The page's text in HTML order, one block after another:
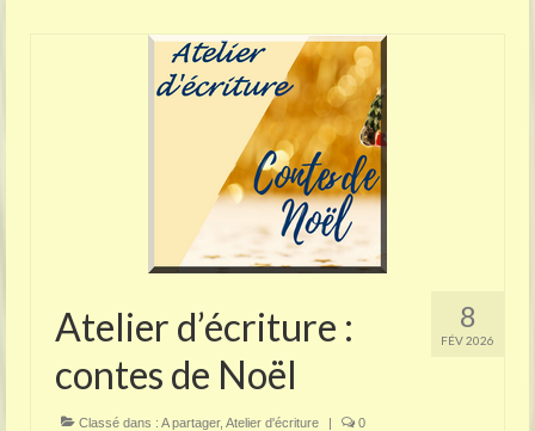
8
FÉV 2026
Atelier d’écriture :
contes de Noël
Classé dans : A partager, Atelier d'écriture | 0